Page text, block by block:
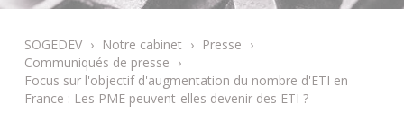
SOGEDEV › Notre cabinet › Presse ›
Communiqués de presse ›
Focus sur l'objectif d'augmentation du nombre d'ETI en
France : Les PME peuvent-elles devenir des ETI ?